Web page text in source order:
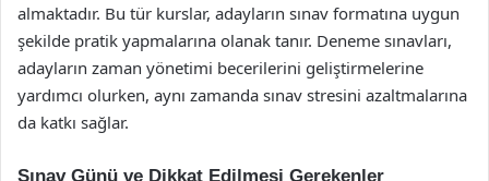
almaktadır. Bu tür kurslar, adayların sınav formatına uygun
şekilde pratik yapmalarına olanak tanır. Deneme sınavları,
adayların zaman yönetimi becerilerini geliştirmelerine
yardımcı olurken, aynı zamanda sınav stresini azaltmalarına
da katkı sağlar.
Sınav Günü ve Dikkat Edilmesi Gerekenler